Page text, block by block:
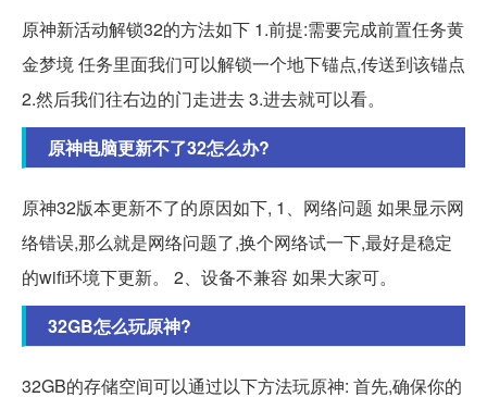
原神新活动解锁32的方法如下 1.前提:需要完成前置任务黄
金梦境 任务里面我们可以解锁一个地下锚点,传送到该锚点
2.然后我们往右边的门走进去 3.进去就可以看。
原神电脑更新不了32怎么办?
原神32版本更新不了的原因如下, 1、网络问题 如果显示网
络错误,那么就是网络问题了,换个网络试一下,最好是稳定
的wifi环境下更新。 2、设备不兼容 如果大家可。
32GB怎么玩原神?
32GB的存储空间可以通过以下方法玩原神: 首先,确保你的